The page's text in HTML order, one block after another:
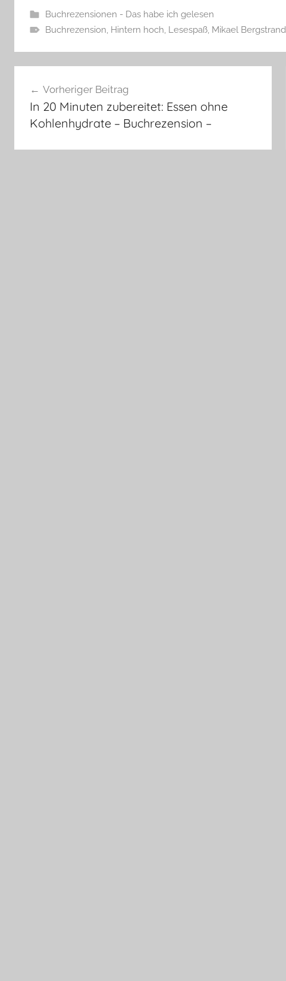
Buchrezensionen - Das habe ich gelesen
Buchrezension Hintern hoch Lesespaß, Mikael Bergstrand
Vorheriger Beitrag
In 20 Minuten zubereitet: Essen ohne
Kohlenhydrate – Buchrezension –